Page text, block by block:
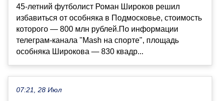
45-летний футболист Роман Широков решил
избавиться от особняка в Подмосковье, стоимость
которого — 800 млн рублей.По информации
телеграм-канала "Mash на спорте", площадь
особняка Широкова — 830 квадр...
07:21, 28 Июл